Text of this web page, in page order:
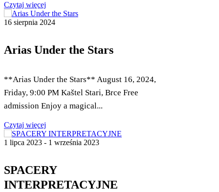
Czytaj więcej
16 sierpnia 2024
Arias Under the Stars
**Arias Under the Stars** August 16, 2024,
Friday, 9:00 PM Kaštel Stari, Brce Free
admission Enjoy a magical...
Czytaj więcej
1 lipca 2023 - 1 września 2023
SPACERY
INTERPRETACYJNE